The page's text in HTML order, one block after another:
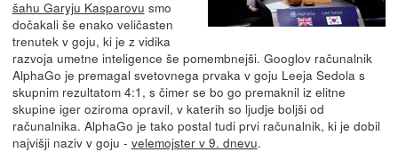
šahu Garyju Kasparovu smo
dočakali še enako veličasten
trenutek v goju, ki je z vidika
razvoja umetne inteligence še pomembnejši. Googlov računalnik
AlphaGo je premagal svetovnega prvaka v goju Leeja Sedola s
skupnim rezultatom 4:1, s čimer se bo go premaknil iz elitne
skupine iger oziroma opravil, v katerih so ljudje boljši od
računalnika. AlphaGo je tako postal tudi prvi računalnik, ki je dobil
najvišji naziv v goju - velemojster v 9. dnevu.